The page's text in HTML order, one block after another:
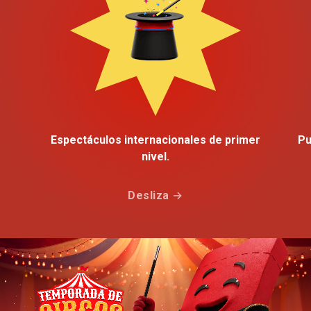
Espectáculos internacionales de primer
nivel.
Desliza →